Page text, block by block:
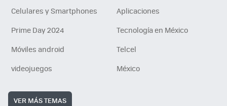
Celulares y Smartphones
Aplicaciones
Prime Day 2024
Tecnología en México
Móviles android
Telcel
videojuegos
México
VER MÁS TEMAS